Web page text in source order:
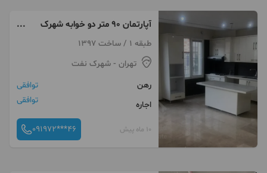
آپارتمان ۹۰ متر دو خوابه شهرک
نفت
طبقه 1 / ساخت 1397
تهران - شهرک نفت
رهن
توافقی
اجاره
توافقی
10 ماه پیش 091972***46